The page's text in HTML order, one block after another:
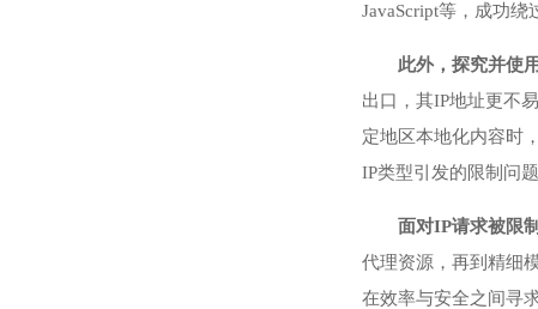
JavaScript等，成功绕
此外，探究并使
出口，其IP地址更不
定地区本地化内容时
IP类型引发的限制问题
面对IP请求被限
代理资源，再到精细
在效率与安全之间寻